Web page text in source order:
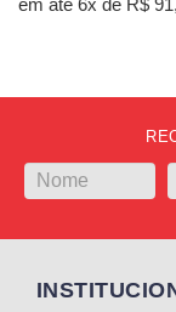
em até 6x de R$